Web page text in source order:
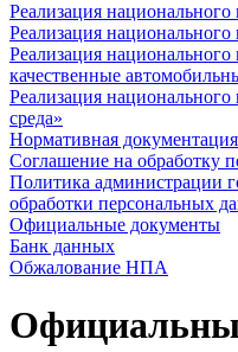
Реализация
Реализация национального
Реализация национального
качественные
Реализация
среда»
Нормативная документация
Соглашение на обработку
Политика администрации
обработки персональных
Официальные документы
Банк данных
Обжалование НПА